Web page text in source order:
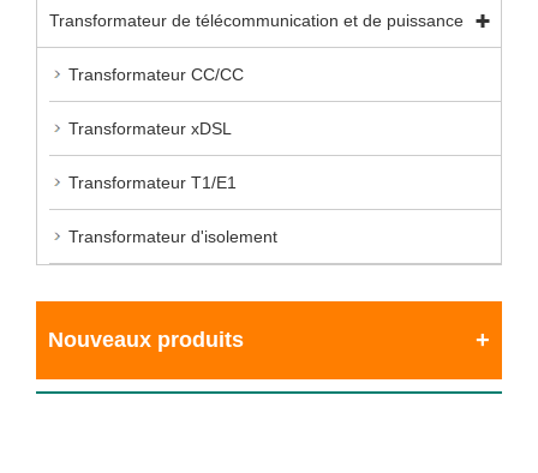
Transformateur de télécommunication et de puissance
Transformateur CC/CC
Transformateur xDSL
Transformateur T1/E1
Transformateur d'isolement
Nouveaux produits